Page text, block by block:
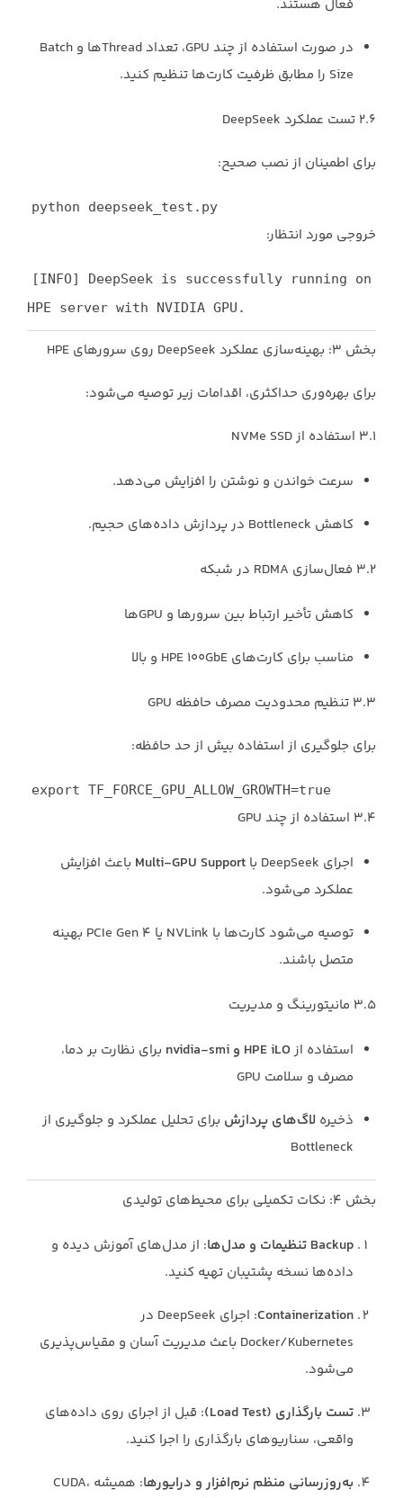
فعال هستند.
در صورت استفاده از چند GPU، تعداد Threadها و Batch
Size را مطابق ظرفیت کارت‌ها تنظیم کنید.
۲.۶ تست عملکرد DeepSeek
برای اطمینان از نصب صحیح:
python deepseek_test.py
خروجی مورد انتظار:
[INFO] DeepSeek is successfully running on
HPE server with NVIDIA GPU.
بخش ۳: بهینه‌سازی عملکرد DeepSeek روی سرورهای HPE
برای بهره‌وری حداکثری، اقدامات زیر توصیه می‌شود:
۳.۱ استفاده از NVMe SSD
سرعت خواندن و نوشتن را افزایش می‌دهد.
کاهش Bottleneck در پردازش داده‌های حجیم.
۳.۲ فعال‌سازی RDMA در شبکه
کاهش تأخیر ارتباط بین سرورها و GPUها
مناسب برای کارت‌های HPE 100GbE و بالا
۳.۳ تنظیم محدودیت مصرف حافظه GPU
برای جلوگیری از استفاده بیش از حد حافظه:
export TF_FORCE_GPU_ALLOW_GROWTH=true
۳.۴ استفاده از چند GPU
اجرای DeepSeek با Multi-GPU Support باعث افزایش
عملکرد می‌شود.
توصیه می‌شود کارت‌ها با NVLink یا PCIe Gen 4 بهینه
متصل باشند.
۳.۵ مانیتورینگ و مدیریت
استفاده ازHPE iLO و nvidia-smi
برای نظارت بر دما،
مصرف و سلامت GPU
ذخیره لاگ‌های پردازش برای تحلیل عملکرد و جلوگیری از
Bottleneck
بخش ۴: نکات تکمیلی برای محیط‌های تولیدی
Backup تنظیمات و مدل‌ها
: از مدل‌های آموزش دیده و
داده‌ها نسخه پشتیبان تهیه کنید.
Containerization
: اجرای DeepSeek در
Docker/Kubernetes باعث مدیریت آسان و مقیاس‌پذیری
می‌شود.
تست بارگذاری (Load Test)
: قبل از اجرای روی داده‌های
واقعی، سناریوهای بارگذاری را اجرا کنید.
به‌روزرسانی منظم نرم‌افزار و درایورها
: همیشه CUDA،